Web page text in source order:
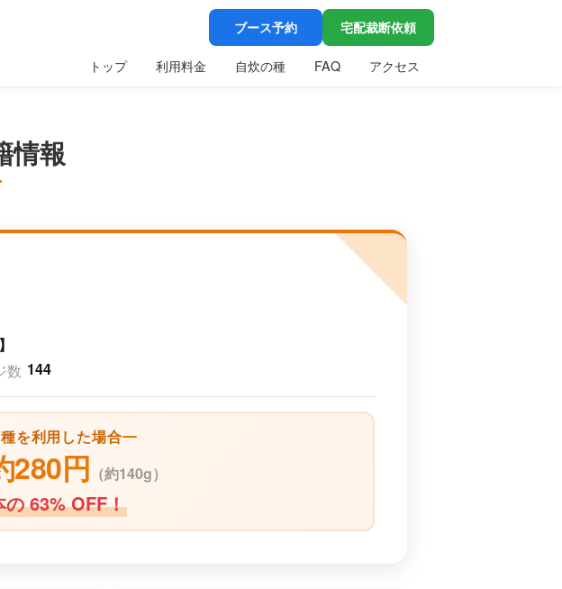
ブース予約 宅配裁断依頼
トップ 利用料金 自炊の種 FAQ アクセス
情報
数 144
を利用した場合
280円 （約140g）
の 63% OFF！